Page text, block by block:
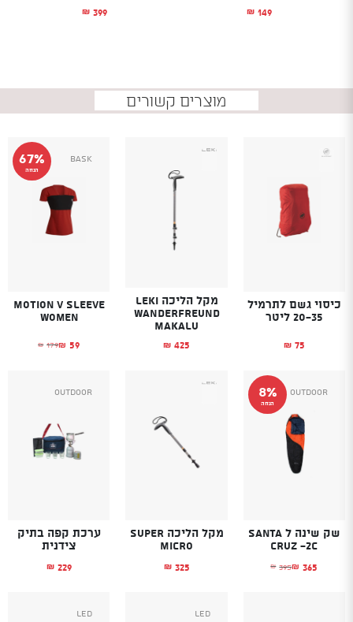
₪ 149
₪ 399
מוצרים קשורים
כיסוי גשם לתרמיל
20-35 ליטר
₪ 75
מקל הליכה LEKI
WANDERFREUND
MAKALU
₪ 425
67%
הנחה
Bask
Motion V Sleeve
Women
₪ 179
המחיר המקורי₪ 59 המחיר הנוכחי
8%
הנחה
Outdoor
שק שינה ל Santa
Cruz -2C
₪ 395
המחיר המקורי היה: ₪395.₪ 365 המחיר הנוכחי הוא: ₪365.
מקל הליכה SUPER
MICRO
₪ 325
Outdoor
ערכת קפה בתיק
צידנית
₪ 229
Led
Led